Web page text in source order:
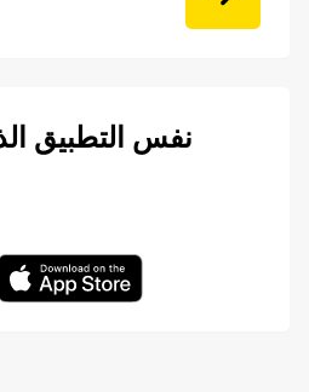
نفس التطبيق